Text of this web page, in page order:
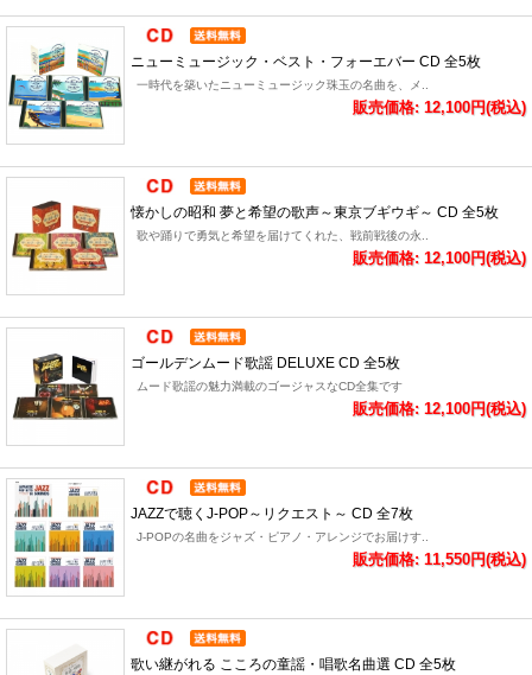
ニューミュージック・ベスト・フォーエバー CD 全5枚
一時代を築いたニューミュージック珠玉の名曲を、メ..
販売価格: 12,100円(税込)
懐かしの昭和 夢と希望の歌声～東京ブギウギ～ CD 全5枚
歌や踊りで勇気と希望を届けてくれた、戦前戦後の永..
販売価格: 12,100円(税込)
ゴールデンムード歌謡 DELUXE CD 全5枚
ムード歌謡の魅力満載のゴージャスなCD全集です
販売価格: 12,100円(税込)
JAZZで聴くJ-POP～リクエスト～ CD 全7枚
J-POPの名曲をジャズ・ピアノ・アレンジでお届けす..
販売価格: 11,550円(税込)
歌い継がれる こころの童謡・唱歌名曲選 CD 全5枚